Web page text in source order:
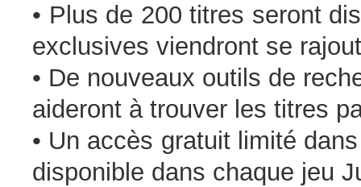
• Plus de 200 titres seront
exclusives viendront se
• De nouveaux outils de
aideront à trouver les titres
• Un accès gratuit limité
disponible dans chaque jeu